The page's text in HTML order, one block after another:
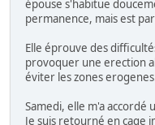
épouse s'habitue
permanence, mais est
Elle éprouve des
provoquer une erection
éviter les zones
Samedi, elle m'a accordé
Je suis retourné en cage